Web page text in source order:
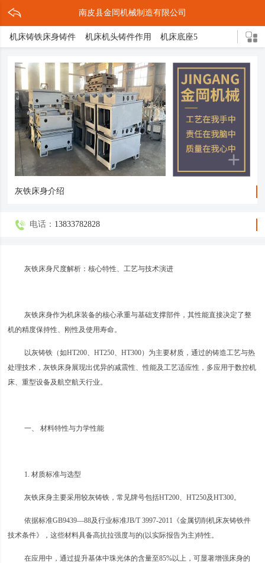
南皮县金岡机械制造有限公司
机床铸铁床身铸件 机床机头铸件作用 机床底座5
机床底座的结构 机头铸件 灰铁床身介绍 灰铁机床轴承座
球形立柱 机床铸件5 机床导轨3 灰铁机头铸件
压铸缩孔原因解决措施 球铁铸造三大亮点 机床底座铸造方式
机床底座是什么 轴承支架 箱体铸件 机床床脚 球墨铸件
球体磨床 机床铸铁 球铁铸件介绍
灰铁床身介绍
电话： 13833782828
灰铁床身尺度解析：核心特性、工艺与技术演进
灰铁床身作为机床装备的核心承重与基础支撑部件，其性能直接决定了整
机的精度保持性、刚性及使用寿命。
以灰铸铁（如HT200、HT250、HT300）为主要材质，通过的铸造工艺与热
处理技术，灰铁床身展现出优异的减震性、性能及工艺适应性，多应用于数控机
床、重型设备及航空航天行业。
一、 材料特性与力学性能
1. 材质标准与选型
灰铁床身主要采用较灰铸铁，常见牌号包括HT200、HT250及HT300。
依据标准GB9439—88及行业标准JB/T 3997-2011《金属切削机床灰铸铁件
技术条件》，这些材料具备高抗拉强度与的(以实际报告为主)特性。
在应用中，通过提升基体中珠光体的含量至85%以上，可显著增强床身的